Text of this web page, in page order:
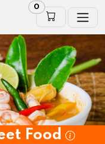
0
Food